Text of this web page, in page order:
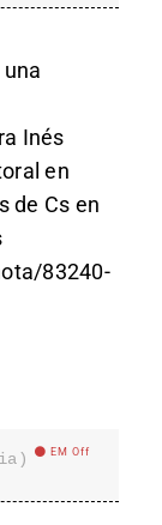
Inés
en
de Cs en
83240-
EM Off